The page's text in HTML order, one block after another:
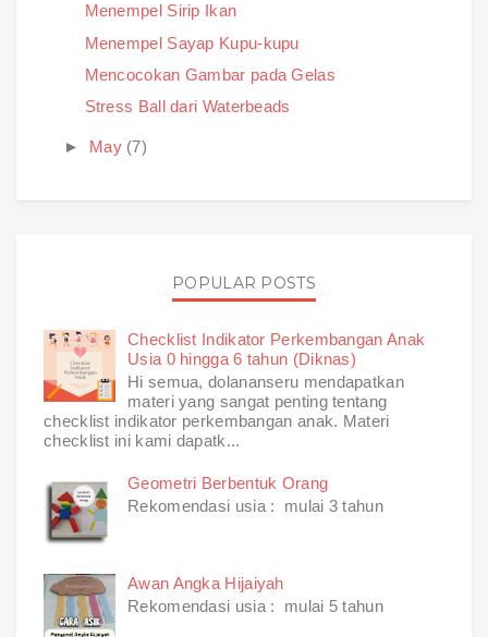
Menempel Sirip Ikan
Menempel Sayap Kupu-kupu
Mencocokan Gambar pada Gelas
Stress Ball dari Waterbeads
► May (7)
POPULAR POSTS
Checklist Indikator Perkembangan Anak
Usia 0 hingga 6 tahun (Diknas)
Hi semua, dolananseru mendapatkan
materi yang sangat penting tentang
checklist indikator perkembangan anak. Materi
checklist ini kami dapatk...
Geometri Berbentuk Orang
Rekomendasi usia : mulai 3 tahun
Awan Angka Hijaiyah
Rekomendasi usia : mulai 5 tahun